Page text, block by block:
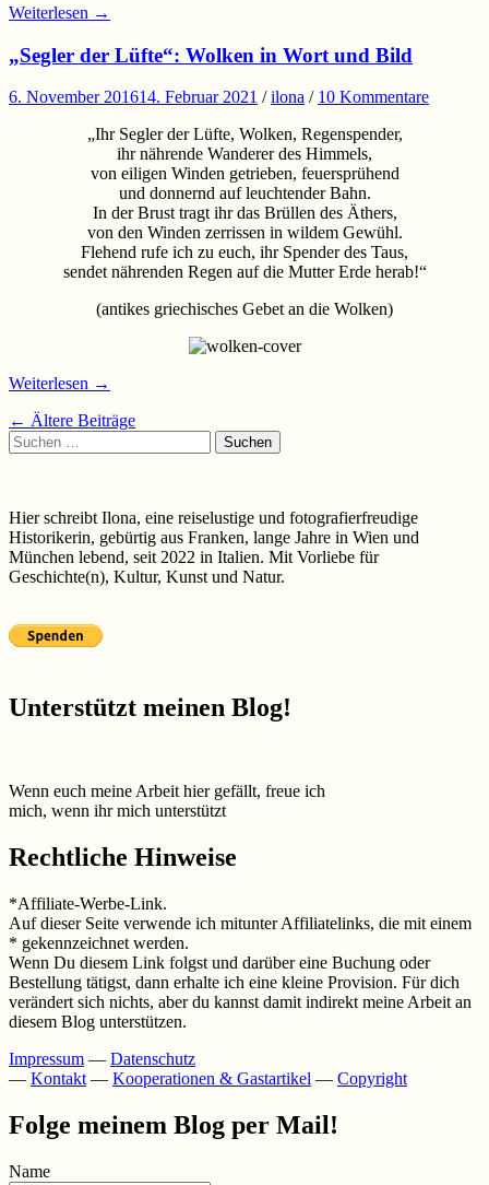
Weiterlesen →
„Segler der Lüfte“: Wolken in Wort und Bild
6. November 201614. Februar 2021 /ilona / 10 Kommentare
„Ihr Segler der Lüfte, Wolken, Regenspender,
ihr nährende Wanderer des Himmels,
von eiligen Winden getrieben, feuersprühend
und donnernd auf leuchtender Bahn.
In der Brust tragt ihr das Brüllen des Äthers,
von den Winden zerrissen in wildem Gewühl.
Flehend rufe ich zu euch, ihr Spender des Taus,
sendet nährenden Regen auf die Mutter Erde herab!“
(antikes griechisches Gebet an die Wolken)
Weiterlesen →
Beiträge-
Navigation
← Ältere Beiträge
Suchen
nach:
Hier schreibt Ilona, eine reiselustige und fotografierfreudige
Historikerin, gebürtig aus Franken, lange Jahre in Wien und
München lebend, seit 2022 in Italien. Mit Vorliebe für
Geschichte(n), Kultur, Kunst und Natur.
Unterstützt meinen Blog!
Wenn euch meine Arbeit hier gefällt, freue ich
mich, wenn ihr mich unterstützt
Rechtliche Hinweise
*Affiliate-Werbe-Link.
Auf dieser Seite verwende ich mitunter Affiliatelinks, die mit einem
* gekennzeichnet werden.
Wenn Du diesem Link folgst und darüber eine Buchung oder
Bestellung tätigst, dann erhalte ich eine kleine Provision. Für dich
verändert sich nichts, aber du kannst damit indirekt meine Arbeit an
diesem Blog unterstützen.
Impressum — Datenschutz
— Kontakt — Kooperationen & Gastartikel — Copyright
Folge meinem Blog per Mail!
Name